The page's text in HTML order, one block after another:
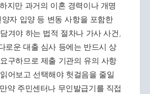
지만 과거의 이혼 경력이나 개명
자 입양 등 변동 사항을 포함한
겨야 하는 법적 절차나 가사 사건,
로운 대출 심사 등에는 반드시 상
구하므로 제출 기관의 유의 사항
어보고 선택해야 헛걸음을 줄일
약 주민센터나 무인발급기를 직접